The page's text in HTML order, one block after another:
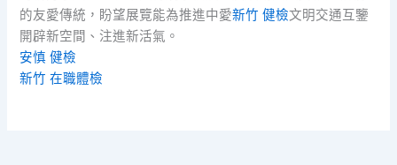
的友愛傳統，盼望展覽能為推進中愛新竹 健檢文明交通互鑒
開辟新空間、注進新活氣。
安慎 健檢
新竹 在職體檢